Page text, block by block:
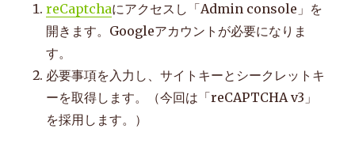
reCaptchaにアクセスし「Admin console」を
開きます。Googleアカウントが必要になりま
す。
必要事項を入力し、サイトキーとシークレットキ
ーを取得します。（今回は「reCAPTCHA v3 」
を採用します。）